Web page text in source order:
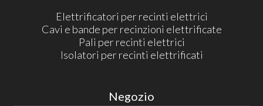
Elettrificatori per recinti elettrici
Cavi e bande per recinzioni elettrificate
Pali per recinti elettrici
Isolatori per recinti elettrificati
Negozio